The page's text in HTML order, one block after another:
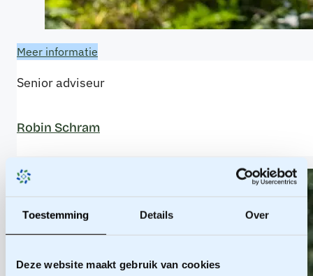
Toestemming Details Over
Deze website maakt gebruik van cookies
Meer informatie
Senior adviseur
Robin Schram